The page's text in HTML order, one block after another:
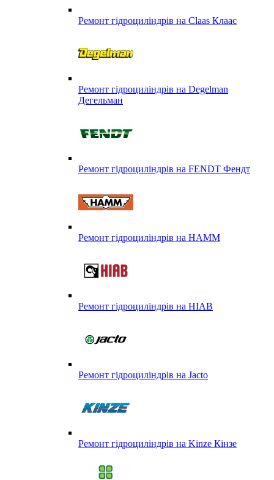
Ремонт гідроциліндрів на Claas Клаас
Ремонт гідроциліндрів на Degelman
Дегельман
Ремонт гідроциліндрів на FENDT Фендт
Ремонт гідроциліндрів на HAMM
Ремонт гідроциліндрів на HIAB
Ремонт гідроциліндрів на Jacto
Ремонт гідроциліндрів на Kinze Кінзе